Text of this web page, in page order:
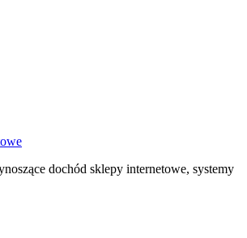
dochód sklepy internetowe, systemy